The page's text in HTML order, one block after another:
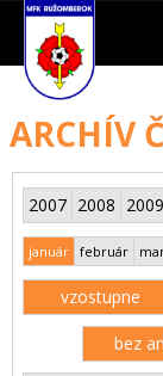
ARCHÍV
2007 2008 2009
január február
vzostupne
bez